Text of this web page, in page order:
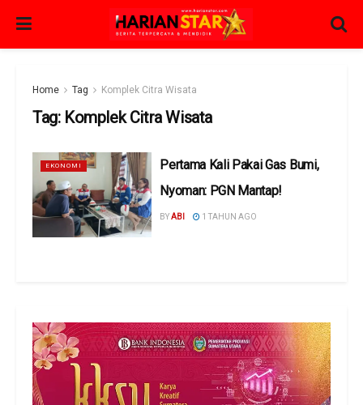
Home Tag Komplek Citra Wisata
Tag: Komplek Citra Wisata
EKONOMI
Pertama Kali Pakai Gas Bumi,
Nyoman: PGN Mantap!
BYABI 1 TAHUN AGO